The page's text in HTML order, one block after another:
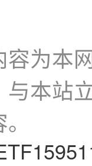
为本
本站